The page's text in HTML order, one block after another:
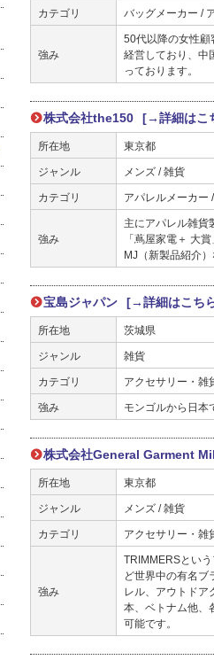
カテゴリ バッグメーカー /
強み
50代以降の女性顧
経営しており、中
っております。
株式会社the150 [→詳細はこ
所在地 東京都
ジャンル メンズ / 雑貨
カテゴリ アパレルメーカー
強み
主にアパレル雑貨
「蔦屋家電＋ 大
MJ（新製品紹介
宝島ジャパン [→詳細はこち
所在地 茨城県
ジャンル 雑貨
カテゴリ アクセサリー・雑
強み モンゴルから日本
株式会社General Garment
所在地 東京都
ジャンル メンズ / 雑貨
カテゴリ アクセサリー・雑
強み
TRIMMERSとい
ど世界中の有名ブ
レル、アウトドア
本、ベトナム他、
可能です。